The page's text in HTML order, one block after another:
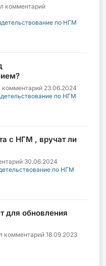
комментарий
по НГМ
комментарий 23.06.2024
по НГМ
с НГМ , вручат ли
30.06.2024
по НГМ
для обновления
комментарий 18.09.2023